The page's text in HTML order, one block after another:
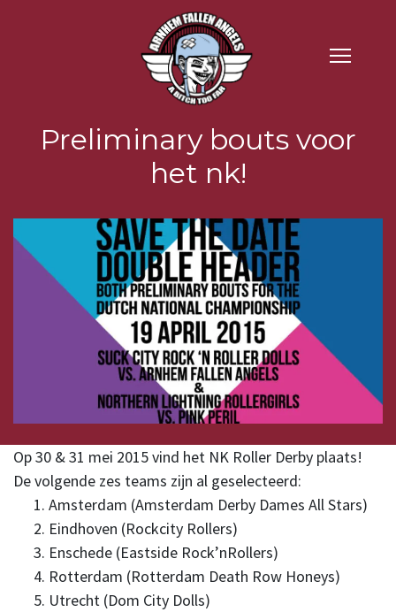
Preliminary bouts voor
het nk!
Op 30 & 31 mei 2015 vind het NK Roller Derby plaats!
De volgende zes teams zijn al geselecteerd:
Amsterdam (Amsterdam Derby Dames All Stars)
Eindhoven (Rockcity Rollers)
Enschede (Eastside Rock’nRollers)
Rotterdam (Rotterdam Death Row Honeys)
Utrecht (Dom City Dolls)